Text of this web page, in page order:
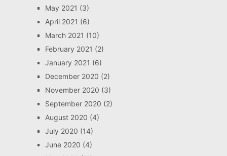
May 2021 (3)
April 2021 (6)
March 2021 (10)
February 2021 (2)
January 2021 (6)
December 2020 (2)
November 2020 (3)
September 2020 (2)
August 2020 (4)
July 2020 (14)
June 2020 (4)